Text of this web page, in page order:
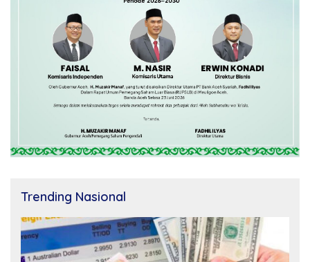
Trending Nasional